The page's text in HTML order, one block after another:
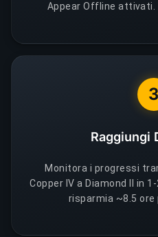
Appear Offline
3
Raggiungi
Monitora i progressi
Copper IV a Diamond II in
risparmia ~8.5 ore